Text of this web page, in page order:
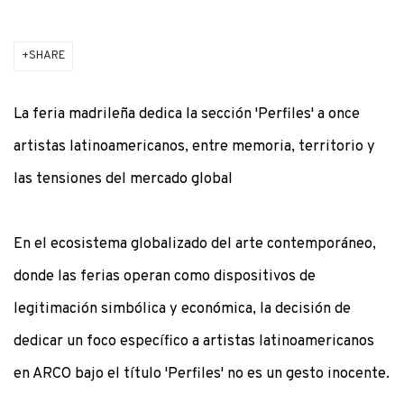
SHARE
La feria madrileña dedica la sección 'Perfiles' a once
artistas latinoamericanos, entre memoria, territorio y
las tensiones del mercado global
En el ecosistema globalizado del arte contemporáneo,
donde las ferias operan como dispositivos de
legitimación simbólica y económica, la decisión de
dedicar un foco específico a artistas latinoamericanos
en ARCO bajo el título 'Perfiles' no es un gesto inocente.